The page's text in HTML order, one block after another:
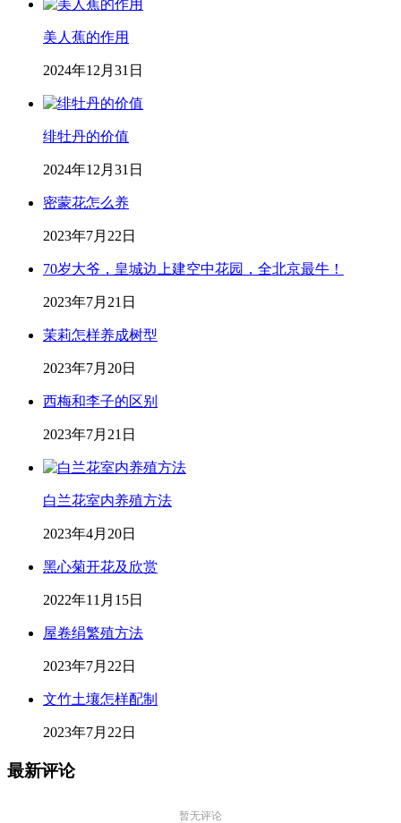
美人蕉的作用
2024年12月31日
绯牡丹的价值
2024年12月31日
密蒙花怎么养
2023年7月22日
70岁大爷，皇城边上建空中花园，全北京最牛！
2023年7月21日
茉莉怎样养成树型
2023年7月20日
西梅和李子的区别
2023年7月21日
白兰花室内养殖方法
2023年4月20日
黑心菊开花及欣赏
2022年11月15日
屋卷绢繁殖方法
2023年7月22日
文竹土壤怎样配制
2023年7月22日
最新评论
暂无评论